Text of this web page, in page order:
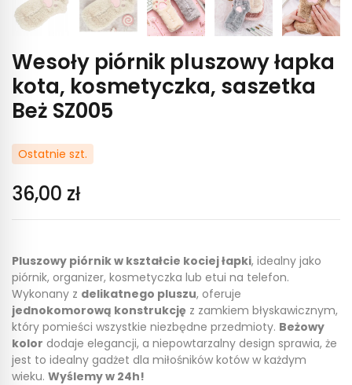
Wesoły piórnik pluszowy łapka
kota, kosmetyczka, saszetka
Beż SZ005
Ostatnie szt.
36,00 zł
Pluszowy piórnik w kształcie kociej łapki, idealny jako
piórnik, organizer, kosmetyczka lub etui na telefon.
Wykonany z delikatnego pluszu, oferuje
jednokomorową konstrukcję z zamkiem błyskawicznym,
który pomieści wszystkie niezbędne przedmioty. Beżowy
kolor dodaje elegancji, a niepowtarzalny design sprawia, że
jest to idealny gadżet dla miłośników kotów w każdym
wieku. Wyślemy w 24h!